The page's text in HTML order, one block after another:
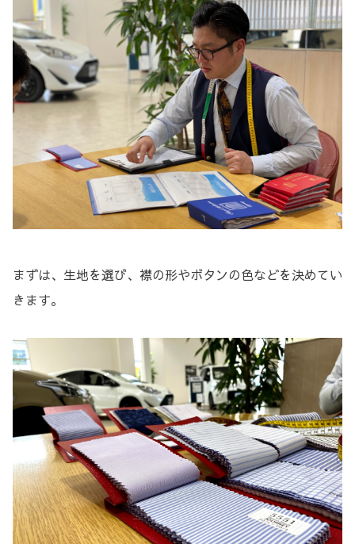
まずは、生地を選び、襟の形やボタンの色などを決めてい
きます。